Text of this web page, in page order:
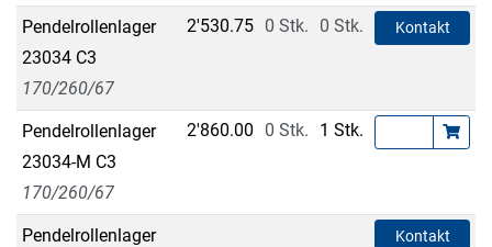
Pendelrollenlager
23034 C3
170/260/67
2'530.75 0 Stk. 0 Stk. Kontakt
Pendelrollenlager
23034-M C3
170/260/67
2'860.00 0 Stk. 1 Stk.
Pendelrollenlager
Kontakt